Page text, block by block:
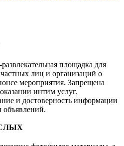
площадка для
лиц и организаций о
мероприятия. Запрещена
интим услуг.
и достоверность информации
объявлений.